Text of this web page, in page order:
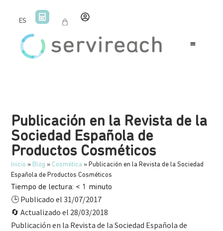
ES
Publicación en la Revista de la
Sociedad Española de
Productos Cosméticos
Inicio » Blog » Cosmética » Publicación en la Revista de la Sociedad
Española de Productos Cosméticos
Tiempo de lectura: < 1 minuto
🕒 Publicado el 31/07/2017
🔄 Actualizado el 28/03/2018
Publicación en la Revista de la Sociedad Española de